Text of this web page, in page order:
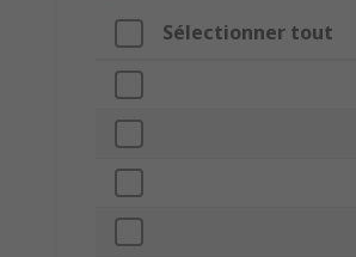
Sélectionner tout